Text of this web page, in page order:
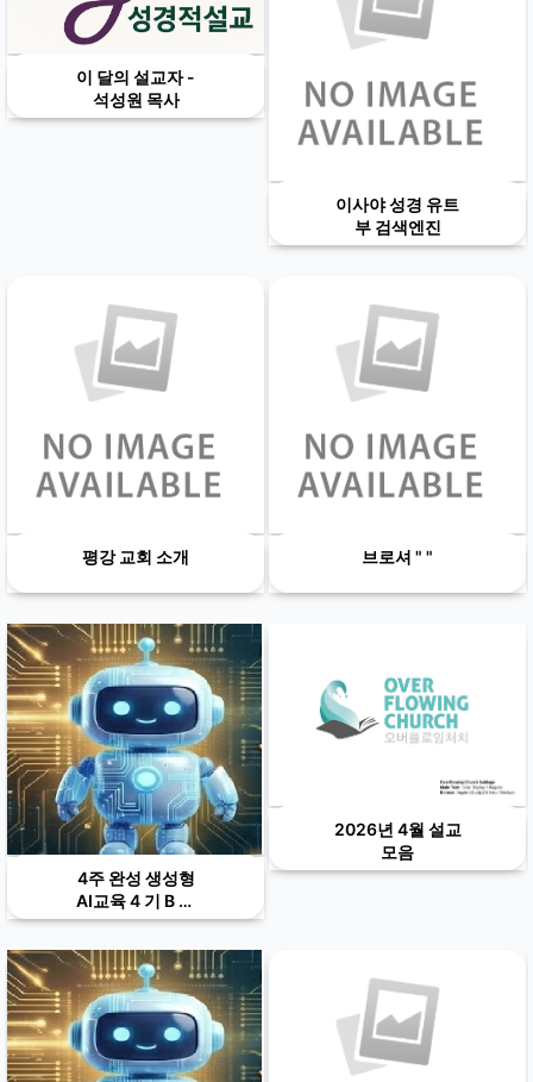
이 달의 설교자 -
석성원 목사
이사야 성경 유트
부 검색엔진
평강 교회 소개 브로셔 " "
4주 완성 생성형
AI교육 4 기 B 그
룹
2026년 4월 설교
모음